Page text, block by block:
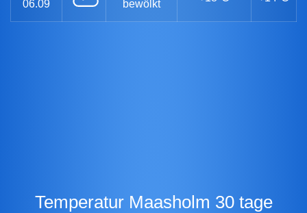
06.09
bewölkt
Temperatur Maasholm 30 tage